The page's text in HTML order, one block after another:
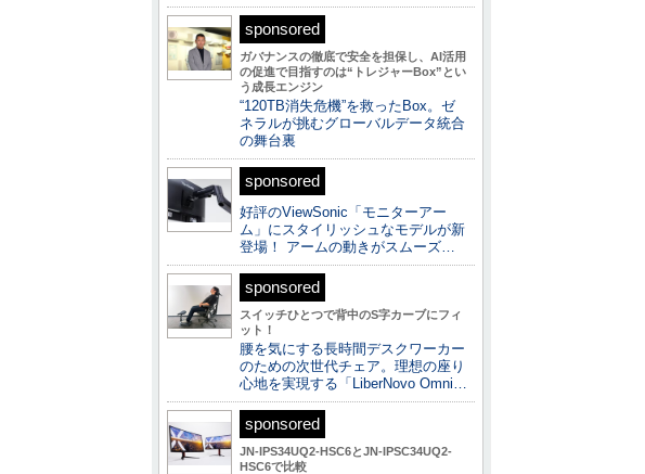
sponsored
ガバナンスの徹底で安全を担保し、AI活用
の促進で目指すのは“トレジャーBox”とい
う成長エンジン
“120TB消失危機”を救ったBox。ゼ
ネラルが挑むグローバルデータ統合
の舞台裏
sponsored
好評のViewSonic「モニターアー
ム」にスタイリッシュなモデルが新
登場！ アームの動きがスムーズ…
sponsored
スイッチひとつで背中のS字カーブにフィ
ット！
腰を気にする長時間デスクワーカー
のための次世代チェア。理想の座り
心地を実現する「LiberNovo Omni…
sponsored
JN-IPS34UQ2-HSC6とJN-IPSC34UQ2-
HSC6で比較